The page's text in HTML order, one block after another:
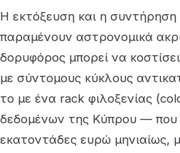
Η εκτόξευση και η
παραμένουν αστρονομικά
δορυφόρος μπορεί να
με σύντομους κύκλους
το με ένα rack φιλοξενίας
δεδομένων της Κύπρου — που
εκατοντάδες ευρώ μηνιαίως,